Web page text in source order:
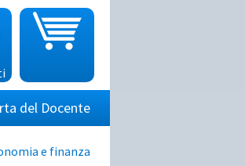
del Docente
e finanza